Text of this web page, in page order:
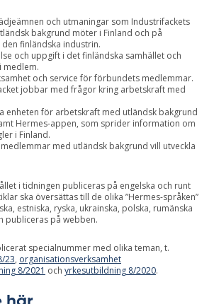
och utmaningar som Industrifackets
bakgrund möter i Finland och på
finländska industrin.
och uppgift i det finländska samhället och
medlem.
och service för förbundets medlemmar.
jobbar med frågor kring arbetskraft med
enheten för arbetskraft med utländsk bakgrund
Hermes-appen, som sprider information om
i Finland.
med utländsk bakgrund vill utveckla
i tidningen publiceras på engelska och runt
ska översättas till de olika ”Hermes-språken”
estniska, ryska, ukrainska, polska, rumänska
publiceras på webben.
specialnummer med olika teman, t.
23, organisationsverksamhet
8/2021 och yrkesutbildning 8/2020.